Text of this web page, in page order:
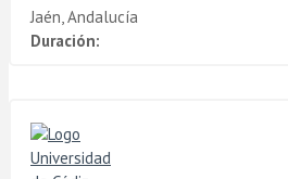
Jaén, Andalucía
Duración: